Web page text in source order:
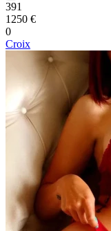
391
1250 €
0
Croix